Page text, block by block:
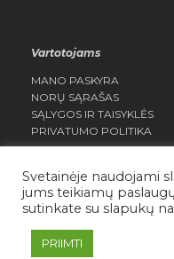
Vartotojams
MANO PASKYRA
NORŲ SĄRAŠAS
SĄLYGOS IR TAISYKLĖS
PRIVATUMO POLITIKA
Svetainėje naudojami
jums teikiamų
sutinkate su slapukų
PRIIMTI